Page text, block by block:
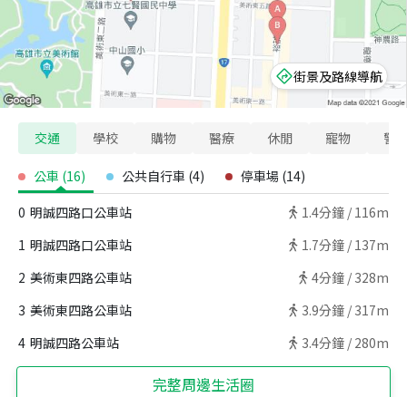
街景及路線導航
交通 學校 購物 醫療 休閒 寵物 警
公車 (16) 公共自行車 (4) 停車場 (14)
0 明誠四路口公車站 1.4分鐘 / 116m
1 明誠四路口公車站 1.7分鐘 / 137m
2 美術東四路公車站 4分鐘 / 328m
3 美術東四路公車站 3.9分鐘 / 317m
4 明誠四路公車站 3.4分鐘 / 280m
完整周邊生活圈